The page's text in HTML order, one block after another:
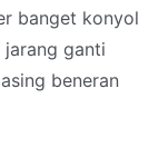
banget konyol
jarang ganti
beneran